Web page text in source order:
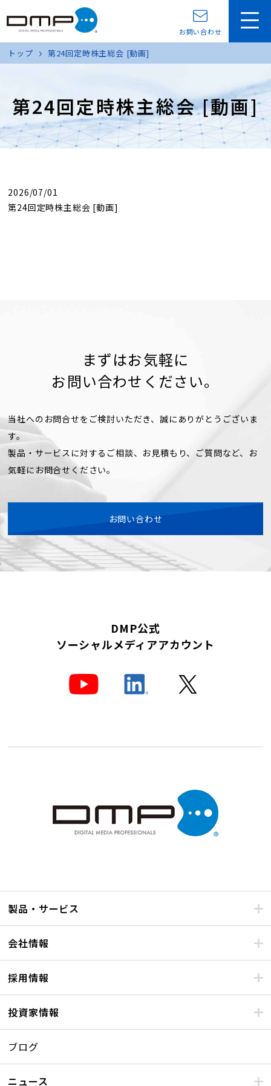
お問い合わせ
トップ 第24回定時株主総会 [動画]
第24回定時株主総会 [動画]
2026/07/01
第24回定時株主総会 [動画]
まずはお気軽に
お問い合わせください。
当社へのお問合せをご検討いただき、誠にありがとうございま
す。
製品・サービスに対するご相談、お見積もり、ご質問など、お
気軽にお問合せください。
お問い合わせ
DMP公式
ソーシャルメディアアカウント
製品・サービス
会社情報
採用情報
投資家情報
ブログ
ニュース